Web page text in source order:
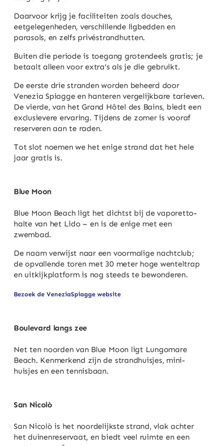
Daarvoor krijg je faciliteiten zoals douches,
eetgelegenheden, verschillende ligbedden en
parasols, en zelfs privéstrandhutten.
Buiten die periode is toegang grotendeels gratis; je
betaalt alleen voor extra's als je die gebruikt.
De eerste drie stranden worden beheerd door
Venezia Spiagge en hanteren vergelijkbare tarieven.
De vierde, van het Grand Hôtel des Bains, biedt een
exclusievere ervaring. Tijdens de zomer is vooraf
reserveren aan te raden.
Tot slot noemen we het enige strand dat het hele
jaar gratis is.
Blue Moon
Blue Moon Beach ligt het dichtst bij de vaporetto-
halte van het Lido – en is de enige met een
zwembad.
De naam verwijst naar een voormalige nachtclub;
de opvallende toren met 30 meter hoge wenteltrap
en uitkijkplatform is nog steeds te bewonderen.
Bezoek de VeneziaSpiagge website
Boulevard langs zee
Net ten noorden van Blue Moon ligt Lungomare
Beach. Kenmerkend zijn de strandhuisjes, mini-
huisjes en een tennisbaan.
San Nicolò
San Nicolò is het noordelijkste strand, vlak achter
het duinenreservaat, en biedt veel ruimte en een